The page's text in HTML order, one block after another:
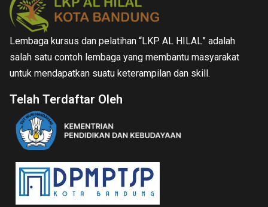
Lembaga kursus dan pelatihan “LKP AL HILAL” adalah
salah satu contoh lembaga yang membantu masyarakat
untuk mendapatkan suatu keterampilan dan skill.
Telah Terdaftar Oleh